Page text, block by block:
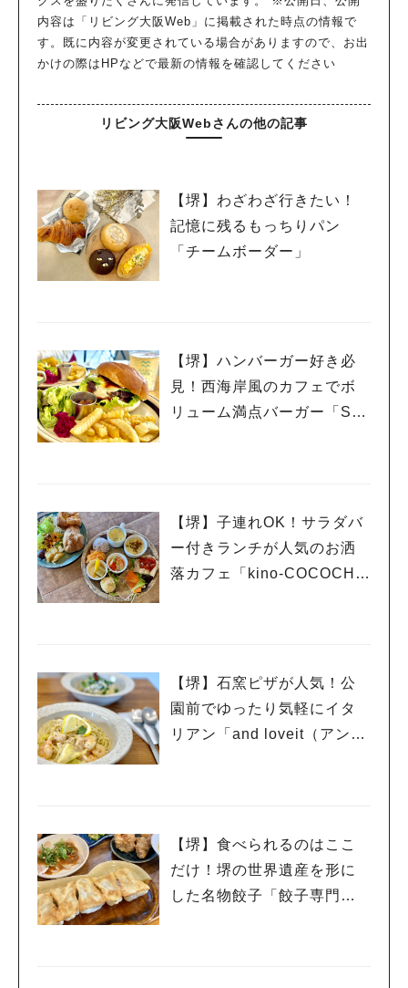
内容は「リビング大阪Web」に掲載された時点の情報で
す。既に内容が変更されている場合がありますので、お出
かけの際はHPなどで最新の情報を確認してください
リビング大阪Webさんの他の記事
【堺】わざわざ行きたい！
記憶に残るもっちりパン
「チームボーダー」
【堺】ハンバーガー好き必
見！西海岸風のカフェでボ
リューム満点バーガー「SE
【堺】子連れOK！サラダバ
ー付きランチが人気のお洒
落カフェ「kino-COCOCHI
【堺】石窯ピザが人気！公
園前でゆったり気軽にイタ
リアン「and loveit（アンド
【堺】食べられるのはここ
だけ！堺の世界遺産を形に
した名物餃子「餃子専門店
#栂・美木多駅 #光明池駅 #なかもず駅#深井駅